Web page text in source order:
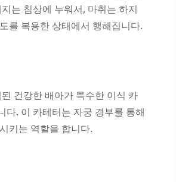
는 침상에 누워서, 마취는 하지
를 복용한 상태에서 행해집니다.
건강한 배아가 특수한 이식 카
다. 이 카테터는 자궁 경부를 통해
키는 역할을 합니다.